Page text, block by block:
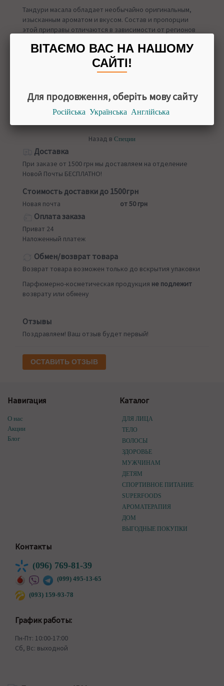
Тандури масала обладает необычайно оригинальным,
изысканным ароматом и вкусом. Состав и пропорции
этой приправы отличаются в зависимости от регионов
СОСТАВ
Назад в Специи
Доставка
При заказе от 1500 грн мы доставляем на отделение
Новой Почты БЕСПЛАТНО!
Стоимость доставки до 1500грн
Новая почта от 50 грн
Оплата заказа
Приват 24
Наложенный платеж
Обмен/возврат товара
Возврат товара возможен только до вскрытия упаковки
Парфюмерно-косметическая продукция не подлежит
возврату или обмену
Отзывы
Поздравляем! Ваш отзыв будет первый!
ОСТАВИТЬ ОТЗЫВ
Навигация
О нас
Акции
Блог
Каталог
ДЛЯ ЛИЦА
ТЕЛО
ВОЛОСЫ
ЗДОРОВЬЕ
МУЖЧИНАМ
ДЕТЯМ
СПОРТИВНОЕ ПИТАНИЕ
SUPERFOODS
АРОМАТЕРАПИЯ
ДОМ
ВЫГОДНЫЕ ПОКУПКИ
Контакты
(096) 769-81-39
(099) 495-13-65
(093) 159-93-78
График работы:
Пн-Пт: 10:00-17:00
Сб, Вс: выходной
ВІТАЄМО ВАС НА НАШОМУ
САЙТІ!
Для продовження, оберіть мову сайту
Російська Українська Англійська